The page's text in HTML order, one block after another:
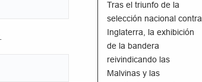
Tras el triunfo de la
selección nacional contra
Inglaterra, la exhibición
de la bandera
reivindicando las
Malvinas y las